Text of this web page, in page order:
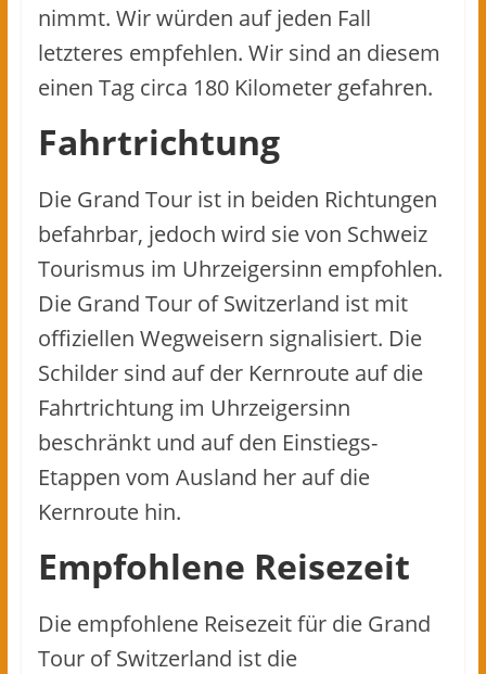
nimmt. Wir würden auf jeden Fall
letzteres empfehlen. Wir sind an diesem
einen Tag circa 180 Kilometer gefahren.
Fahrtrichtung
Die Grand Tour ist in beiden Richtungen
befahrbar, jedoch wird sie von Schweiz
Tourismus im Uhrzeigersinn empfohlen.
Die Grand Tour of Switzerland ist mit
offiziellen Wegweisern signalisiert. Die
Schilder sind auf der Kernroute auf die
Fahrtrichtung im Uhrzeigersinn
beschränkt und auf den Einstiegs-
Etappen vom Ausland her auf die
Kernroute hin.
Empfohlene Reisezeit
Die empfohlene Reisezeit für die Grand
Tour of Switzerland ist die